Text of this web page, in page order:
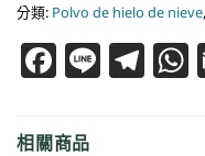
分類: Polvo de hielo de nieve,
Line
相關商品